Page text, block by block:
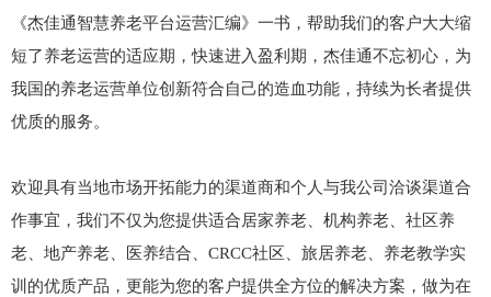
《杰佳通智慧养老平台运营汇编》一书，帮助我们的客户大大缩
短了养老运营的适应期，快速进入盈利期，杰佳通不忘初心，为
我国的养老运营单位创新符合自己的造血功能，持续为长者提供
优质的服务。
欢迎具有当地市场开拓能力的渠道商和个人与我公司洽谈渠道合
作事宜，我们不仅为您提供适合居家养老、机构养老、社区养
老、地产养老、医养结合、CRCC社区、旅居养老、养老教学实
训的优质产品，更能为您的客户提供全方位的解决方案，做为在